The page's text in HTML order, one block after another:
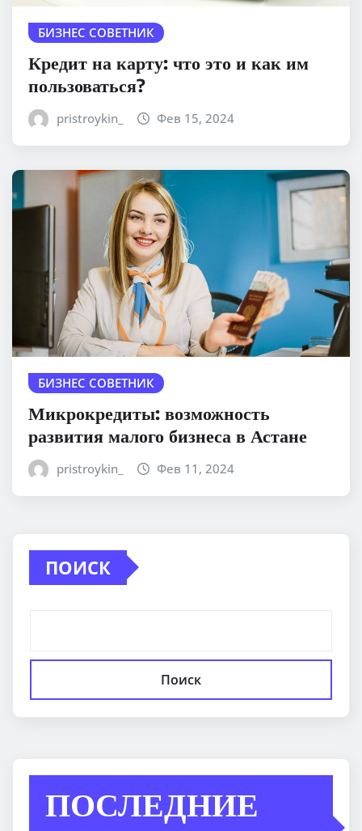
БИЗНЕС СОВЕТНИК
Кредит на карту: что это и как им
пользоваться?
pristroykin_ Фев 15, 2024
БИЗНЕС СОВЕТНИК
Микрокредиты: возможность
развития малого бизнеса в Астане
pristroykin_ Фев 11, 2024
ПОИСК
Поиск
ПОСЛЕДНИЕ